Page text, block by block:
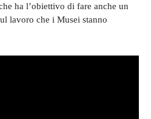
ha l’obiettivo di fare anche un
lavoro che i Musei stanno